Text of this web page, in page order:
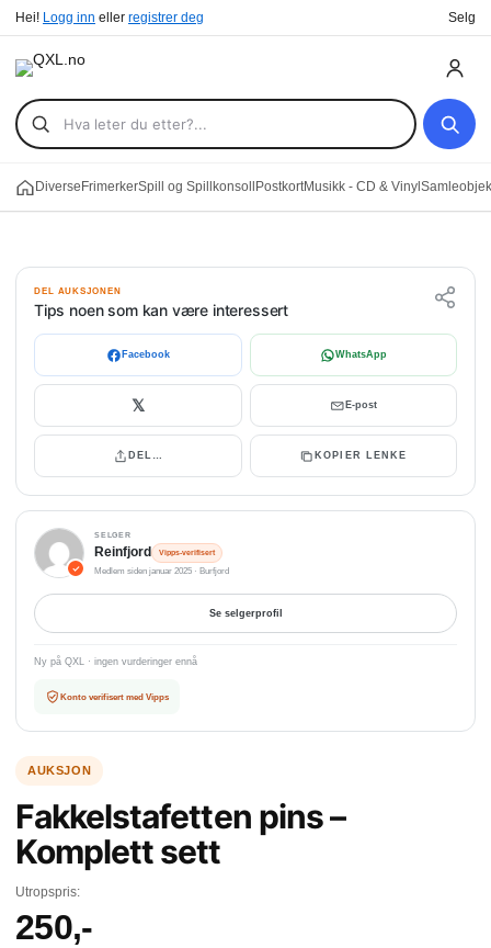
Hei! Logg inn eller registrer deg Selg
Diverse FrimerkerSpill og Spillkonsoll PostkortMusikk - CD & Vinyl
DEL AUKSJONEN
Tips noen som kan være interessert
Facebook WhatsApp
𝕏 E-post
DEL… KOPIER LENKE
SELGER
Reinfjord Vipps-verifisert
Medlem siden januar 2025 · Burfjord
Se selgerprofil
Ny på QXL · ingen vurderinger ennå
Konto verifisert med Vipps
Fakkelstafetten pins –
Komplett sett
Utropspris:
250,-